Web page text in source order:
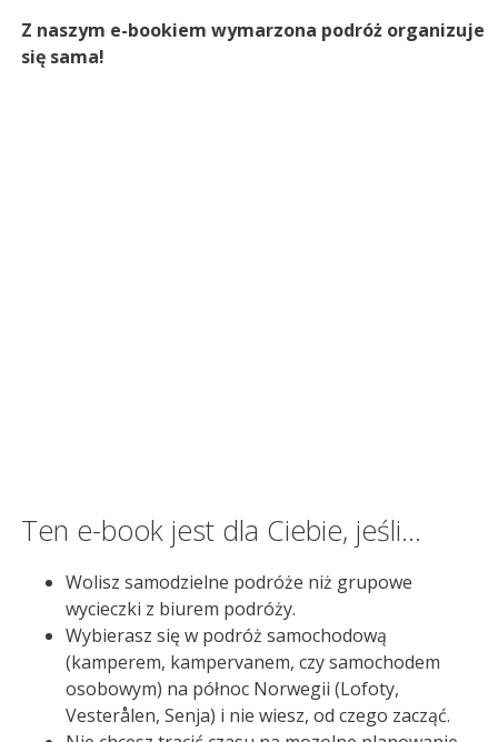
Z naszym e-bookiem wymarzona podróż organizuje
się sama!
Ten e-book jest dla Ciebie, jeśli…
Wolisz samodzielne podróże niż grupowe
wycieczki z biurem podróży.
Wybierasz się w podróż samochodową
(kamperem, kampervanem, czy samochodem
osobowym) na północ Norwegii (Lofoty,
Vesterålen, Senja) i nie wiesz, od czego zacząć.